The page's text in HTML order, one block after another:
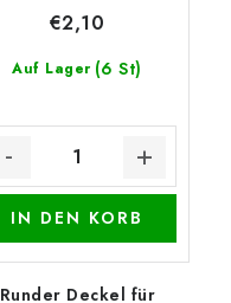
Auf Lager (6 St)
€2,10
IN DEN KORB
Runder Deckel für